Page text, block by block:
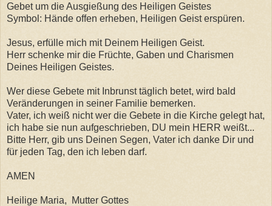
Gebet um die Ausgießung des Heiligen Geistes
Symbol: Hände offen erheben, Heiligen Geist erspüren.
Jesus, erfülle mich mit Deinem Heiligen Geist.
Herr schenke mir die Früchte, Gaben und Charismen
Deines Heiligen Geistes.
Wer diese Gebete mit Inbrunst täglich betet, wird bald
Veränderungen in seiner Familie bemerken.
Vater, ich weiß nicht wer die Gebete in die Kirche gelegt hat,
ich habe sie nun aufgeschrieben, DU mein HERR weißt...
Bitte Herr, gib uns Deinen Segen, Vater ich danke Dir und
für jeden Tag, den ich leben darf.
AMEN
Heilige Maria, Mutter Gottes